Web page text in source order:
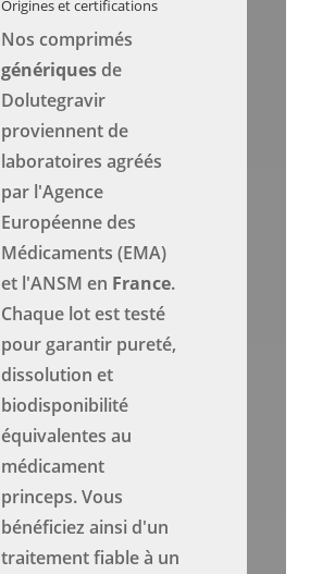
Origines et certifications
Nos comprimés
génériquesde
Dolutegravir
proviennent de
laboratoires agréés
par l'Agence
Européenne des
Médicaments (EMA)
et l'ANSM en France.
Chaque lot est testé
pour garantir pureté,
dissolution et
biodisponibilité
équivalentes au
médicament
princeps. Vous
bénéficiez ainsi d'un
traitement fiable à un